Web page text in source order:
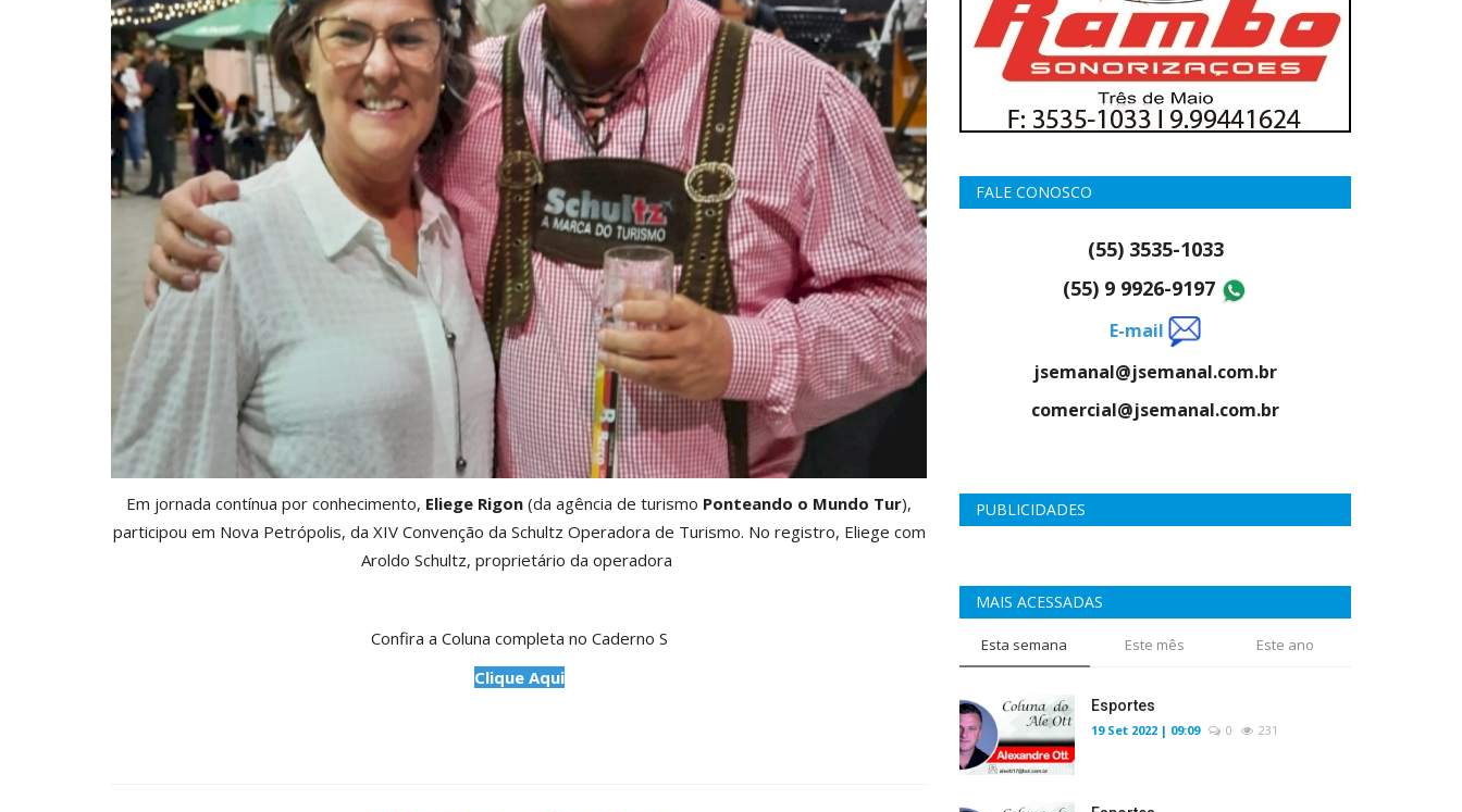
Em jornada contínua por conhecimento, Eliege Rigon (da agência de turismo Ponteando o Mundo Tur),
participou em Nova Petrópolis, da XIV Convenção da Schultz Operadora de Turismo. No registro, Eliege com
Aroldo Schultz, proprietário da operadora
Confira a Coluna completa no Caderno S
Clique Aqui
FALE CONOSCO
(55) 3535-1033
(55) 9 9926-9197
E-mail
jsemanal@jsemanal.com.br
comercial@jsemanal.com.br
PUBLICIDADES
MAIS ACESSADAS
Esta semana Este mês Este ano
Esportes
19 Set 2022 | 09:09 0 231